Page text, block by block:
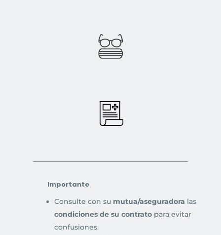
Importante
Consulte con sumutua/aseguradora las
condiciones de su contratopara evitar
confusiones.